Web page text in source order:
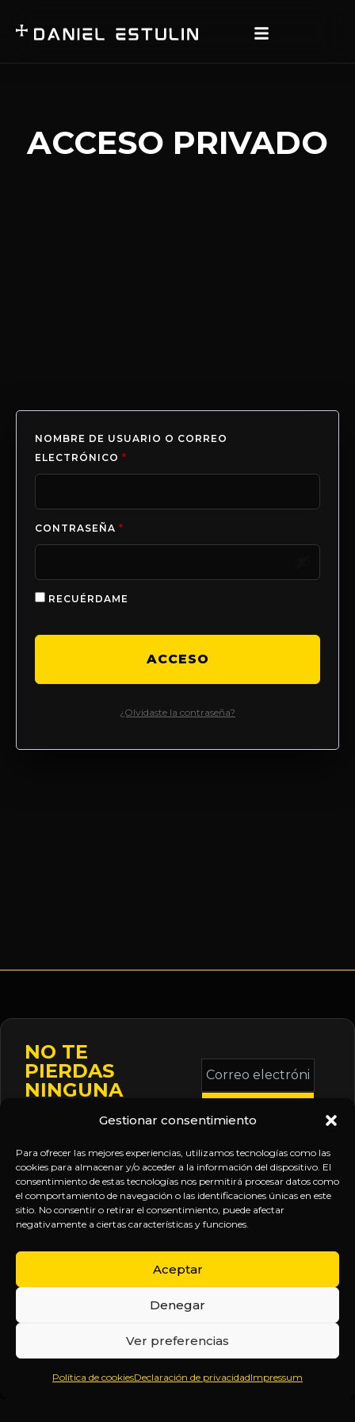
Gestionar consentimiento
Para ofrecer las mejores experiencias, utilizamos tecnologías como las
cookies para almacenar y/o acceder a la información del dispositivo. El
consentimiento de estas tecnologías nos permitirá procesar datos como
el comportamiento de navegación o las identificaciones únicas en este
sitio. No consentir o retirar el consentimiento, puede afectar
negativamente a ciertas características y funciones.
Aceptar
Denegar
Ver preferencias
Política de cookiesDeclaración de privacidadImpressum
ACCESO PRIVADO
NOMBRE DE USUARIO O CORREO
ELECTRÓNICO *
CONTRASEÑA *
RECUÉRDAME
ACCESO
¿Olvidaste la contraseña?
NO TE
PIERDAS
NINGUNA
Mantente informado
sobre la agenda de
eventos, nuevas
publicaciones y
actualizaciones de tu
suscripción.
Correo
electrónico
*
Inicio
Sobre
Política
de
SÍGUENOS